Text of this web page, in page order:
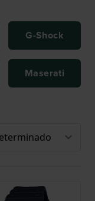
G-Shock
Maserati